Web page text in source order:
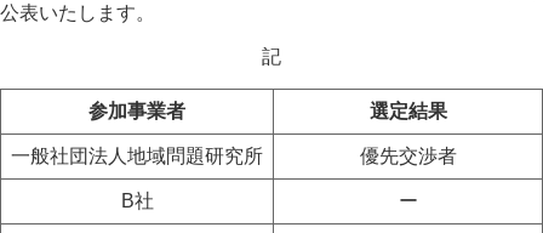
公表いたします。
記
参加事業者 選定結果
一般社団法人地域問題研究所 優先交渉者
B社 ー